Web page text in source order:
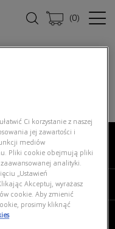
(0)
Ci korzystanie z naszej
jej zawartości i
mediów
Pliki cookie obejmują pliki
analityki.
„Ustawień
Akceptuj, wyrażasz
cookie. Aby zmienić
prosimy kliknąć